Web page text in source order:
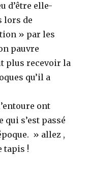
d’être elle-
lors de
» par les
pauvre
plus recevoir la
qu’il a
ont
s’est passé
» allez ,
tapis !